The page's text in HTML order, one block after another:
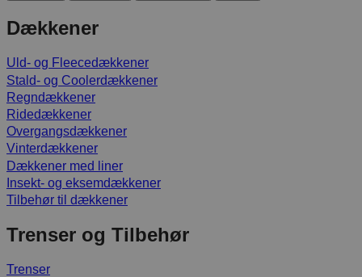
Dækkener
Uld- og Fleecedækkener
Stald- og Coolerdækkener
Regndækkener
Ridedækkener
Overgangsdækkener
Vinterdækkener
Dækkener med liner
Insekt- og eksemdækkener
Tilbehør til dækkener
Trenser og Tilbehør
Trenser